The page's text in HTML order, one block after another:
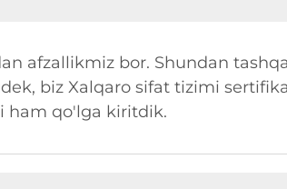
afzallikmiz bor. Shundan
biz Xalqaro sifat tizimi
ham qo'lga kiritdik.